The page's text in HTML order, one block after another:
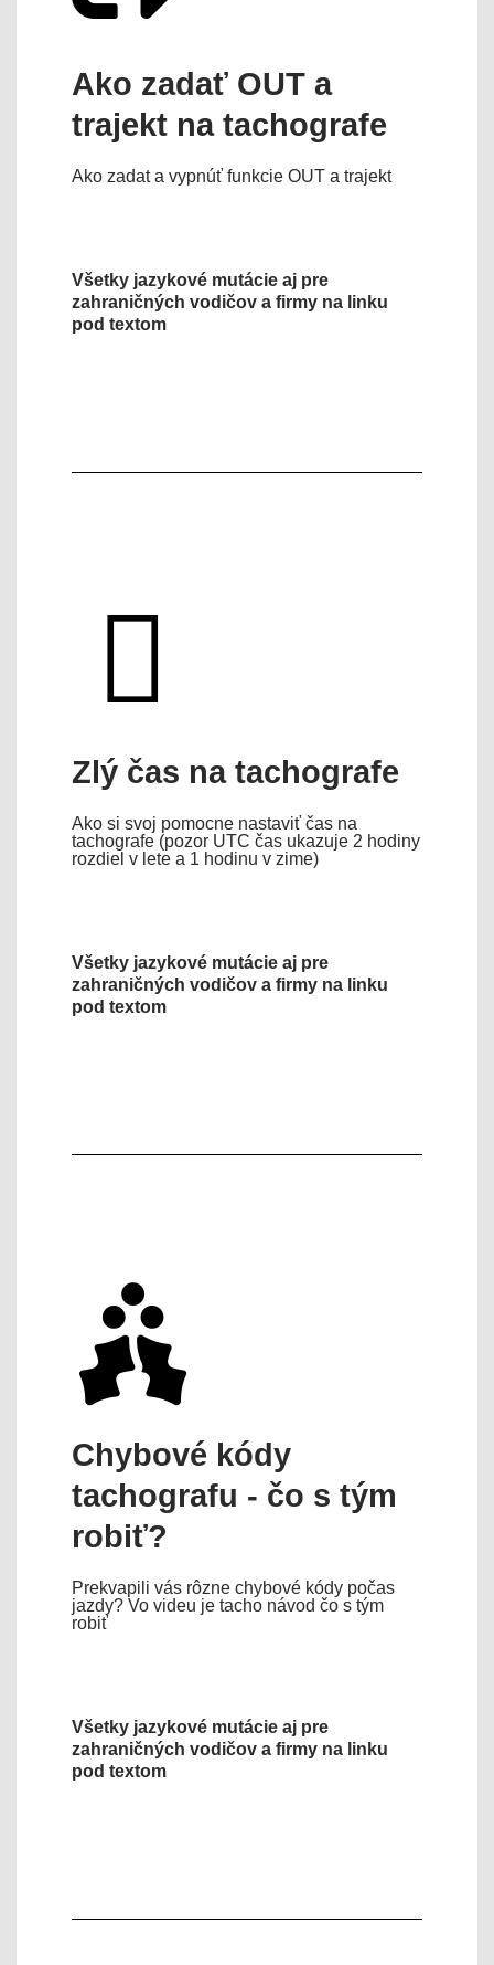
Ako zadať OUT a
trajekt na tachografe
Ako zadat a vypnúť funkcie OUT a trajekt
Všetky jazykové mutácie aj pre
zahraničných vodičov a firmy na linku
pod textom
Zlý čas na tachografe
Ako si svoj pomocne nastaviť čas na
tachografe (pozor UTC čas ukazuje 2 hodiny
rozdiel v lete a 1 hodinu v zime)
Všetky jazykové mutácie aj pre
zahraničných vodičov a firmy na linku
pod textom
Chybové kódy
tachografu - čo s tým
robiť?
Prekvapili vás rôzne chybové kódy počas
jazdy? Vo videu je tacho návod čo s tým
robiť
Všetky jazykové mutácie aj pre
zahraničných vodičov a firmy na linku
pod textom